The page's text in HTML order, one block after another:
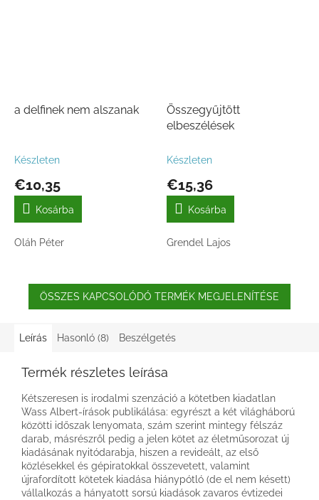
a delfinek nem alszanak
Készleten
€10,35
Kosárba
Oláh Péter
Összegyűjtött
elbeszélések
Készleten
€15,36
Kosárba
Grendel Lajos
ÖSSZES KAPCSOLÓDÓ TERMÉK MEGJELENÍTÉSE
Leírás Hasonló (8) Beszélgetés
Termék részletes leírása
Kétszeresen is irodalmi szenzáció a kötetben kiadatlan
Wass Albert-írások publikálása: egyrészt a két világháború
közötti időszak lenyomata, szám szerint mintegy félszáz
darab, másrészről pedig a jelen kötet az életműsorozat új
kiadásának nyitódarabja, hiszen a revideált, az első
közlésekkel és gépiratokkal összevetett, valamint
újrafordított kötetek kiadása hiánypótló (de el nem késett)
vállalkozás a hányatott sorsú kiadások zavaros évtizedei